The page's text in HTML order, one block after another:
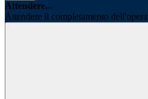
Attendere...
Attendere il completamento